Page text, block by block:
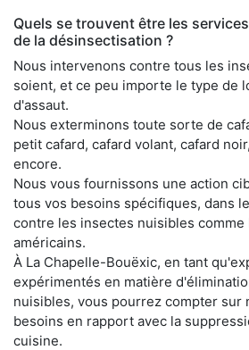
Quels se trouvent être les
de la désinsectisation ?
Nous intervenons contre tous les
soient, et ce peu importe le type de
d'assaut.
Nous exterminons toute sorte de
petit cafard, cafard volant, cafard
encore.
Nous vous fournissons une action
tous vos besoins spécifiques, dans
contre les insectes nuisibles comme
américains.
À La Chapelle-Bouëxic, en tant
expérimentés en matière
nuisibles, vous pourrez compter sur
besoins en rapport avec la
cuisine.